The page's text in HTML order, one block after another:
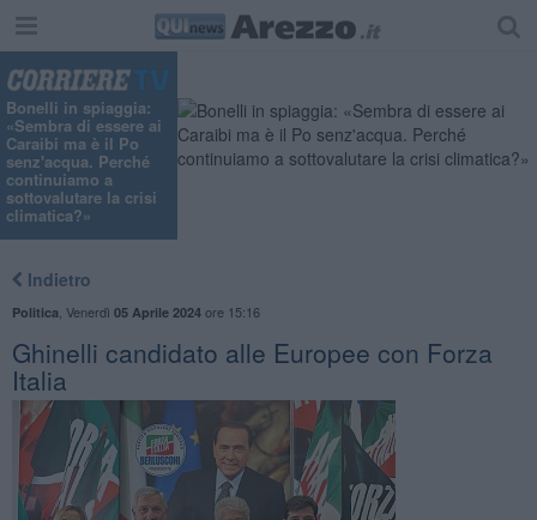
Bonelli in spiaggia:
«Sembra di essere ai
Caraibi ma è il Po
senz'acqua. Perché
continuiamo a
sottovalutare la crisi
climatica?»
Indietro
Politica Venerdì 05 Aprile 2024ore 15:16
Ghinelli candidato alle Europee con Forza
Italia